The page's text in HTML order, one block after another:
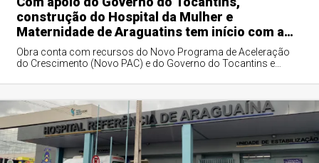
construção do Hospital da Mulher e
Maternidade de Araguatins tem início com a
assinatura da ordem de serviço
Obra conta com recursos do Novo Programa de Aceleração
do Crescimento (Novo PAC) e do Governo do Tocantins e